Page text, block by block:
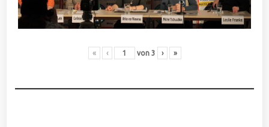
« ‹ von 3 › »